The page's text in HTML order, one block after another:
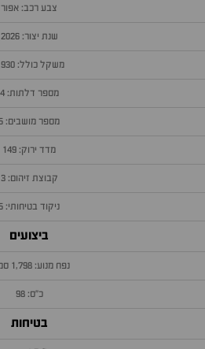
צבע רכב: אפור
שנת יצור: 2026
משקל כולל: 1,930
מספר דלתות: 4
מספר מושבים: 5
מדד ירוק: 149
קבוצת זיהום: 3
ניקוד בטיחותי: 5
ביצועים
נפח מנוע: 1,798 סמ״ק
כ״ס: 98
בטיחות